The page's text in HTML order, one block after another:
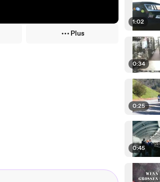
Plus
1:02
0:34
0:25
0:45